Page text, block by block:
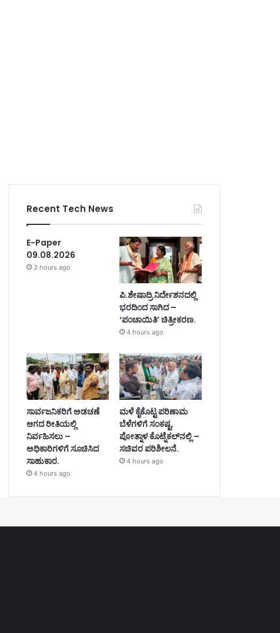
Recent Tech News
E-Paper
09.08.2026
3 hours ago
ಪಿ.ಶೇಷಾದ್ರಿ ನಿರ್ದೇಶನದಲ್ಲಿ
ಭರದಿಂದ ಸಾಗಿದ –
‘ಪಂಚಾಯಿತಿ’ ಚಿತ್ರೀಕರಣ.
4 hours ago
ಸಾರ್ವಜನಿಕರಿಗೆ ಅಡಚಣೆ
ಆಗದ ರೀತಿಯಲ್ಲಿ
ನಿರ್ವಹಿಸಲು –
ಅಧಿಕಾರಿಗಳಿಗೆ ಸೂಚಿಸಿದ
ಸಾಹುಕಾರ.
4 hours ago
ಮಳೆ ಕೈಕೊಟ್ಟ ಪರಿಣಾಮ
ಬೆಳೆಗಳಿಗೆ ಸಂಕಷ್ಟ,
ಪೋತ್ನಾಳ ಕೊಟ್ನೆಕಲ್‌ನಲ್ಲಿ –
ಸಚಿವರ ಪರಿಶೀಲನೆ.
4 hours ago